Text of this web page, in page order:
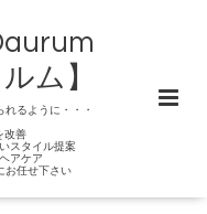
ム】
るように・・・
改善
スタイル提案
アケア
お任せ下さい